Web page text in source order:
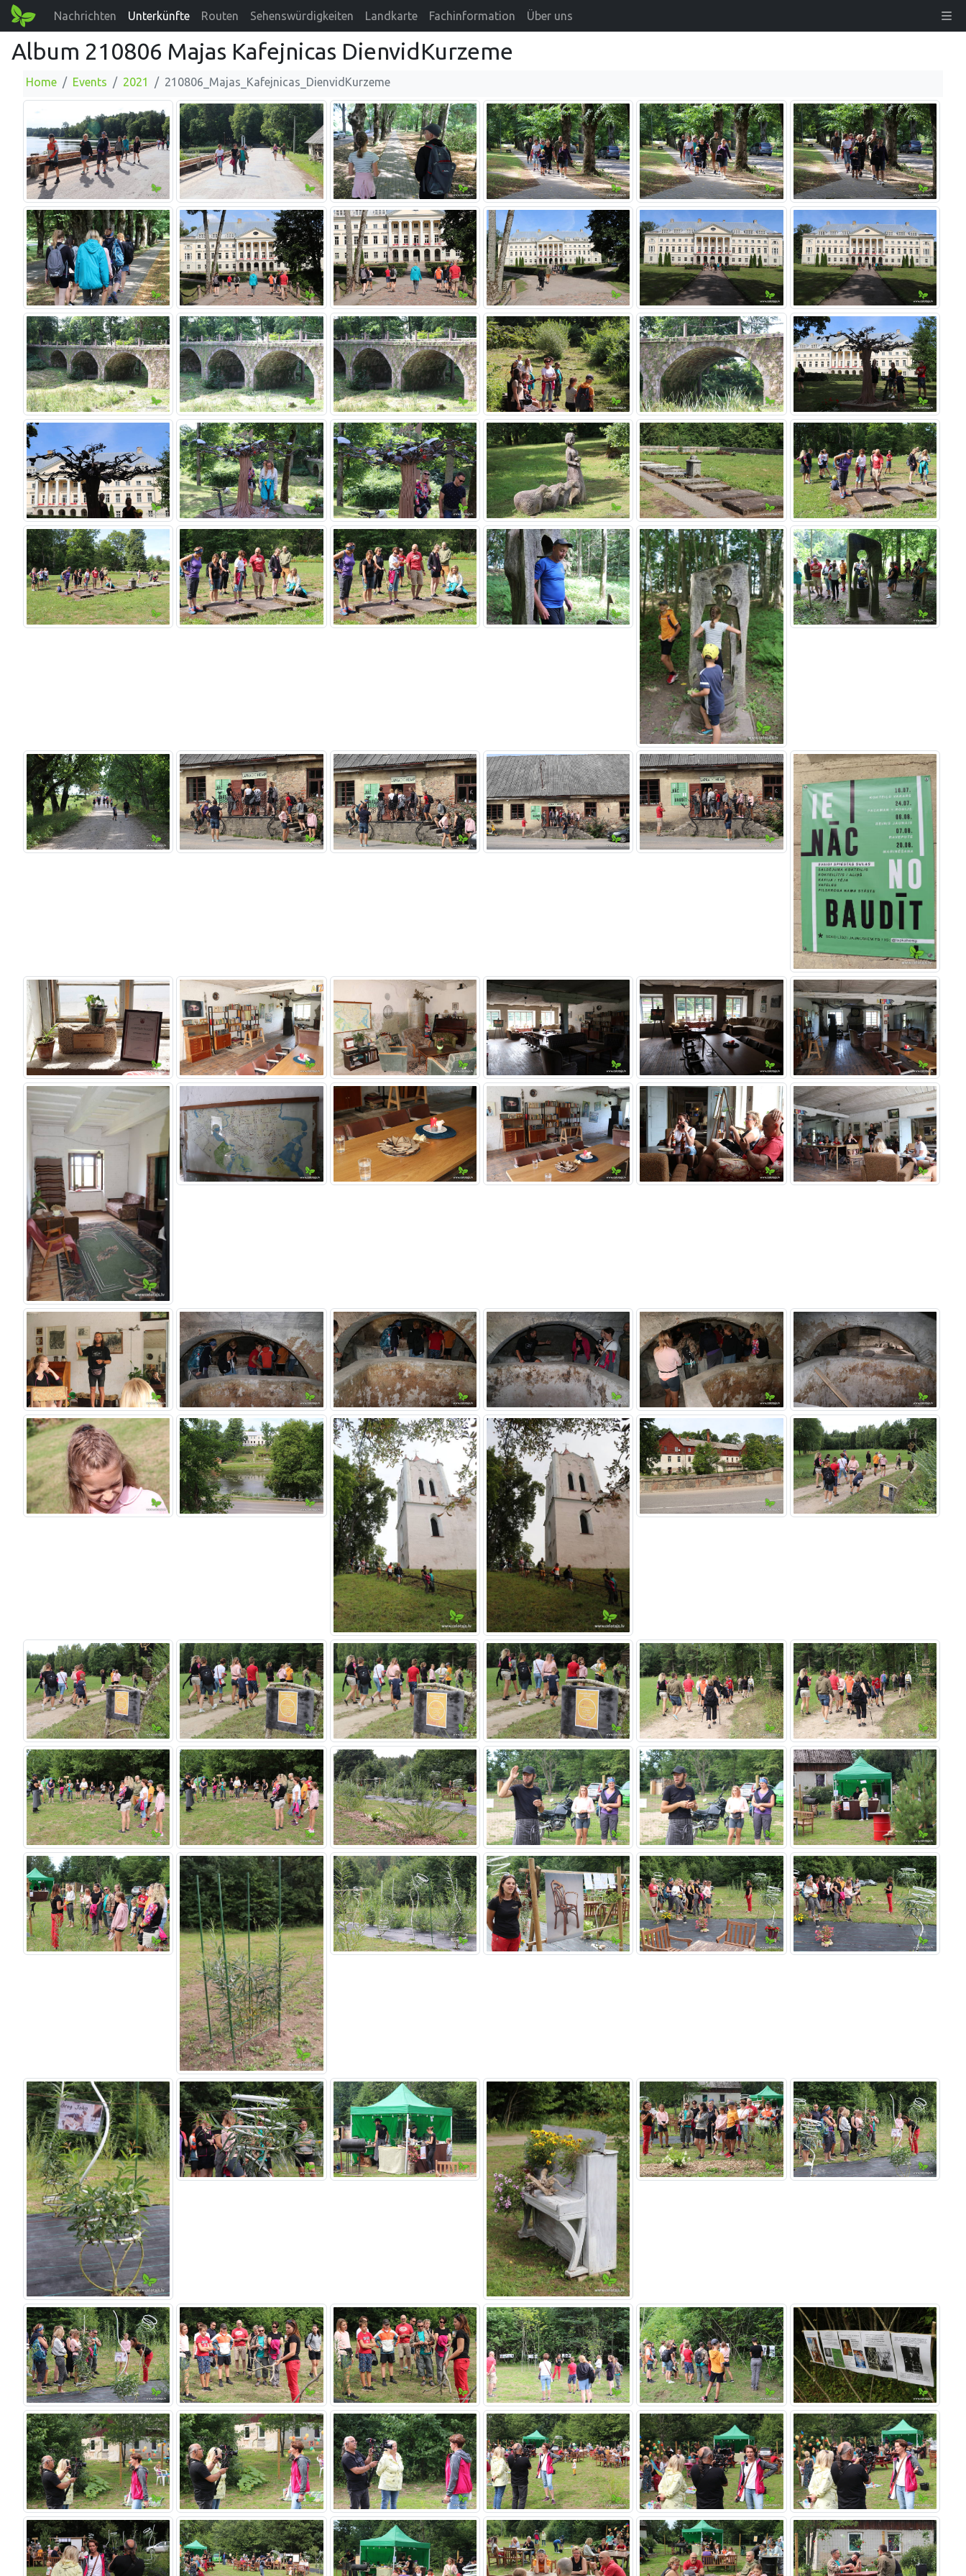
Nachrichten Unterkünfte Routen Sehenswürdigkeiten Landkarte Fachinformation Über uns
Album 210806 Majas Kafejnicas DienvidKurzeme
Home Events 2021 210806_Majas_Kafejnicas_DienvidKurzeme